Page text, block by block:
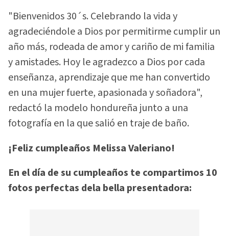
"Bienvenidos 30´s. Celebrando la vida y
agradeciéndole a Dios por permitirme cumplir un
año más, rodeada de amor y cariño de mi familia
y amistades. Hoy le agradezco a Dios por cada
enseñanza, aprendizaje que me han convertido
en una mujer fuerte, apasionada y soñadora",
redactó la modelo hondureña junto a una
fotografía en la que salió en traje de baño.
¡Feliz cumpleaños Melissa Valeriano!
En el día de su cumpleaños te compartimos 10
fotos perfectas dela bella presentadora: